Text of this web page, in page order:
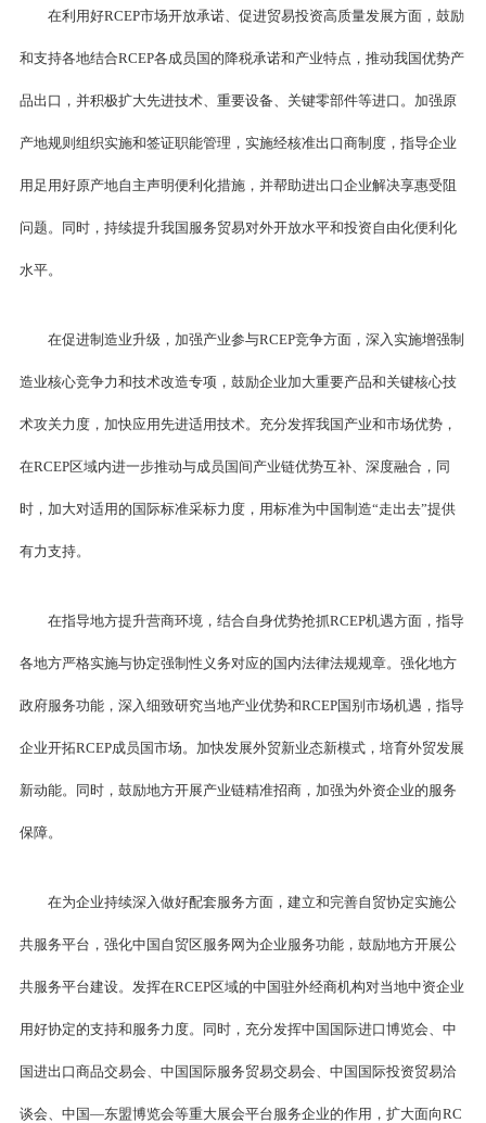
在利用好RCEP市场开放承诺、促进贸易投资高质量发展方面，鼓励
和支持各地结合RCEP各成员国的降税承诺和产业特点，推动我国优势产
品出口，并积极扩大先进技术、重要设备、关键零部件等进口。加强原
产地规则组织实施和签证职能管理，实施经核准出口商制度，指导企业
用足用好原产地自主声明便利化措施，并帮助进出口企业解决享惠受阻
问题。同时，持续提升我国服务贸易对外开放水平和投资自由化便利化
水平。
在促进制造业升级，加强产业参与RCEP竞争方面，深入实施增强制
造业核心竞争力和技术改造专项，鼓励企业加大重要产品和关键核心技
术攻关力度，加快应用先进适用技术。充分发挥我国产业和市场优势，
在RCEP区域内进一步推动与成员国间产业链优势互补、深度融合，同
时，加大对适用的国际标准采标力度，用标准为中国制造“走出去”提供
有力支持。
在指导地方提升营商环境，结合自身优势抢抓RCEP机遇方面，指导
各地方严格实施与协定强制性义务对应的国内法律法规规章。强化地方
政府服务功能，深入细致研究当地产业优势和RCEP国别市场机遇，指导
企业开拓RCEP成员国市场。加快发展外贸新业态新模式，培育外贸发展
新动能。同时，鼓励地方开展产业链精准招商，加强为外资企业的服务
保障。
在为企业持续深入做好配套服务方面，建立和完善自贸协定实施公
共服务平台，强化中国自贸区服务网为企业服务功能，鼓励地方开展公
共服务平台建设。发挥在RCEP区域的中国驻外经商机构对当地中资企业
用好协定的支持和服务力度。同时，充分发挥中国国际进口博览会、中
国进出口商品交易会、中国国际服务贸易交易会、中国国际投资贸易洽
谈会、中国—东盟博览会等重大展会平台服务企业的作用，扩大面向RC